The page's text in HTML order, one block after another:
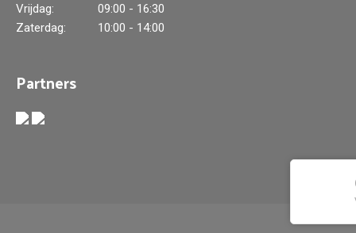
Vrijdag:
09:00 - 16:30
Zaterdag:
10:00 - 14:00
Partners